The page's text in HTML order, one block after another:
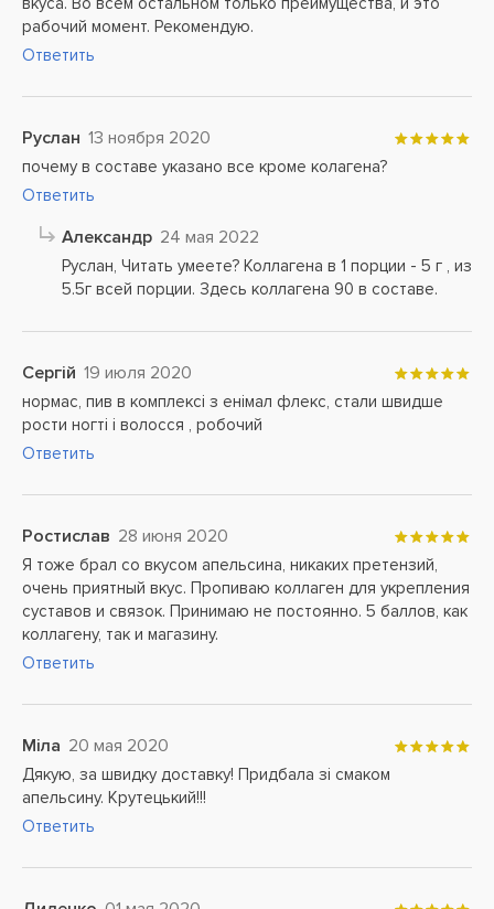
рабочий момент. Рекомендую.
Ответить
Руслан 13 ноября 2020
почему в составе указано все кроме колагена?
Ответить
Александр 24 мая 2022
Руслан, Читать умеете? Коллагена в 1 порции - 5 г , из
5.5г всей порции. Здесь коллагена 90 в составе.
Сергій 19 июля 2020
нормас, пив в комплексі з енімал флекс, стали швидше
рости ногті і волосся , робочий
Ответить
Ростислав 28 июня 2020
Я тоже брал со вкусом апельсина, никаких претензий,
очень приятный вкус. Пропиваю коллаген для укрепления
суставов и связок. Принимаю не постоянно. 5 баллов, как
коллагену, так и магазину.
Ответить
Міла 20 мая 2020
Дякую, за швидку доставку! Придбала зі смаком
апельсину. Крутецький!!!
Ответить